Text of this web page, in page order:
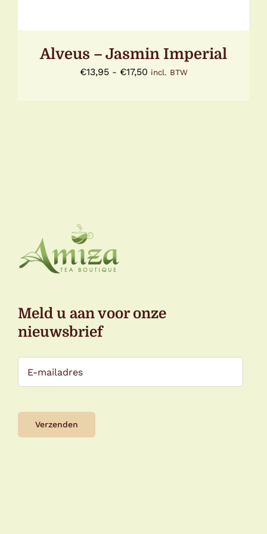
Alveus – Jasmin Imperial
€13,95 - €17,50Prijsklasse:
incl. BTW
Meld u aan voor onze
nieuwsbrief